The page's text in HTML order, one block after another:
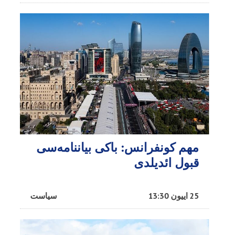
مهم کونفرانس: باکی بیاننامه‌سی
قبول ائدیلدی
سیاست 25 اییون 13:30